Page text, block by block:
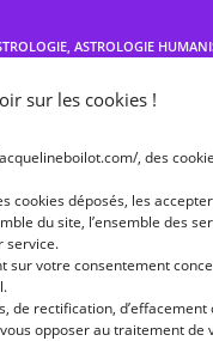
sur les cookies !
, des
cookies déposés, les
du site, l’ensemble des
service.
sur votre consentement
de rectification, d’effacement
opposer au traitement de
ASTROLOGIE
la caverne de Platon
AIMER